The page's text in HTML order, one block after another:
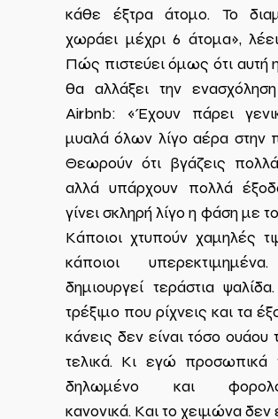
κάθε έξτρα άτομο. Το
χωράει μέχρι 6 άτομα»,
Πώς πιστεύει όμως ότι αυτή
θα αλλάξει την
Airbnb: «Έχουν πάρει
μυαλά όλων λίγο αέρα στην
Θεωρούν ότι βγάζεις
αλλά υπάρχουν πολλά
γίνει σκληρή λίγο η φάση με
Κάποιοι χτυπούν χαμηλές
κάποιοι
δημιουργεί τεράστια
τρέξιμο που ρίχνεις και τα
κάνεις δεν είναι τόσο ουάου
τελικά. Κι εγώ
δηλωμένο και
κανονικά. Και το χειμώνα δεν